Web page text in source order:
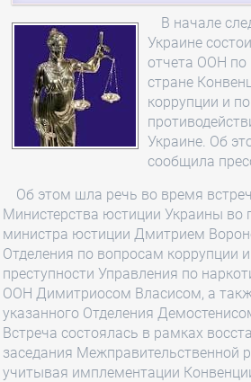
В начале
Украине
отчета ООН по
стране
коррупции и
Украине. Об
сообщила
Об этом шла речь во время
Министерства юстиции Украины во
министра юстиции Дмитрием
Отделения по вопросам коррупции
преступности Управления по
ООН Димитриосом Власисом, а
указанного Отделения
Встреча состоялась в рамках
заседания Межправительственной
учитывая имплементации